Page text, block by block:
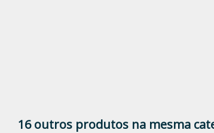
16 outros produtos na mesma